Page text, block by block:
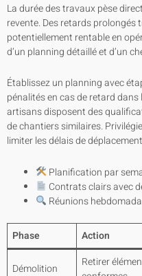
La durée des travaux pèse
revente. Des retards
potentiellement rentable en
d’un planning détaillé et d’un
Établissez un planning avec
pénalités en cas de retard
artisans disposent des
de chantiers similaires.
limiter les délais de
Planification par
Contrats clairs avec
Réunions
Phase Action
Démolition
Retirer